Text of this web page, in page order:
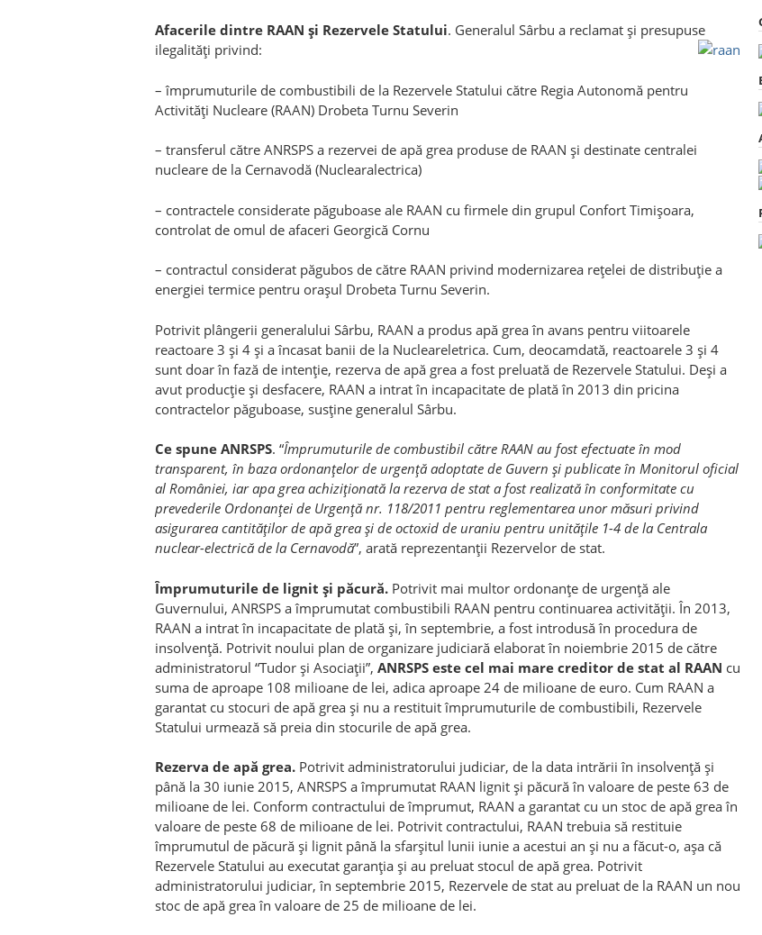
Afacerile dintre RAAN şi Rezervele Statului. Generalul Sârbu a reclamat şi presupuse
ilegalităţi privind:
– împrumuturile de combustibili de la Rezervele Statului către Regia Autonomă pentru
Activităţi Nucleare (RAAN) Drobeta Turnu Severin
– transferul către ANRSPS a rezervei de apă grea produse de RAAN şi destinate centralei
nucleare de la Cernavodă (Nuclearalectrica)
– contractele considerate păguboase ale RAAN cu firmele din grupul Confort Timişoara,
controlat de omul de afaceri Georgică Cornu
– contractul considerat păgubos de către RAAN privind modernizarea reţelei de distribuţie a
energiei termice pentru oraşul Drobeta Turnu Severin.
Potrivit plângerii generalului Sârbu, RAAN a produs apă grea în avans pentru viitoarele
reactoare 3 şi 4 şi a încasat banii de la Nucleareletrica. Cum, deocamdată, reactoarele 3 şi 4
sunt doar în fază de intenţie, rezerva de apă grea a fost preluată de Rezervele Statului. Deşi a
avut producţie şi desfacere, RAAN a intrat în incapacitate de plată în 2013 din pricina
contractelor păguboase, susţine generalul Sârbu.
Ce spune ANRSPS. “Împrumuturile de combustibil către RAAN au fost efectuate în mod
transparent, în baza ordonanţelor de urgenţă adoptate de Guvern şi publicate în Monitorul oficial
al României, iar apa grea achiziţionată la rezerva de stat a fost realizată în conformitate cu
prevederile Ordonanţei de Urgenţă nr. 118/2011 pentru reglementarea unor măsuri privind
asigurarea cantităţilor de apă grea şi de octoxid de uraniu pentru unităţile 1-4 de la Centrala
nuclear-electrică de la Cernavodă”, arată reprezentanţii Rezervelor de stat.
Împrumuturile de lignit şi păcură. Potrivit mai multor ordonanţe de urgenţă ale
Guvernului, ANRSPS a împrumutat combustibili RAAN pentru continuarea activităţii. În 2013,
RAAN a intrat în incapacitate de plată şi, în septembrie, a fost introdusă în procedura de
insolvenţă. Potrivit noului plan de organizare judiciară elaborat în noiembrie 2015 de către
administratorul “Tudor şi Asociaţii”, ANRSPS este cel mai mare creditor de stat al RAAN cu
suma de aproape 108 milioane de lei, adica aproape 24 de milioane de euro. Cum RAAN a
garantat cu stocuri de apă grea şi nu a restituit împrumuturile de combustibili, Rezervele
Statului urmează să preia din stocurile de apă grea.
Rezerva de apă grea. Potrivit administratorului judiciar, de la data intrării în insolvenţă şi
până la 30 iunie 2015, ANRSPS a împrumutat RAAN lignit şi păcură în valoare de peste 63 de
milioane de lei. Conform contractului de împrumut, RAAN a garantat cu un stoc de apă grea în
valoare de peste 68 de milioane de lei. Potrivit contractului, RAAN trebuia să restituie
împrumutul de păcură şi lignit până la sfarşitul lunii iunie a acestui an şi nu a făcut-o, aşa că
Rezervele Statului au executat garanţia şi au preluat stocul de apă grea. Potrivit
administratorului judiciar, în septembrie 2015, Rezervele de stat au preluat de la RAAN un nou
stoc de apă grea în valoare de 25 de milioane de lei.